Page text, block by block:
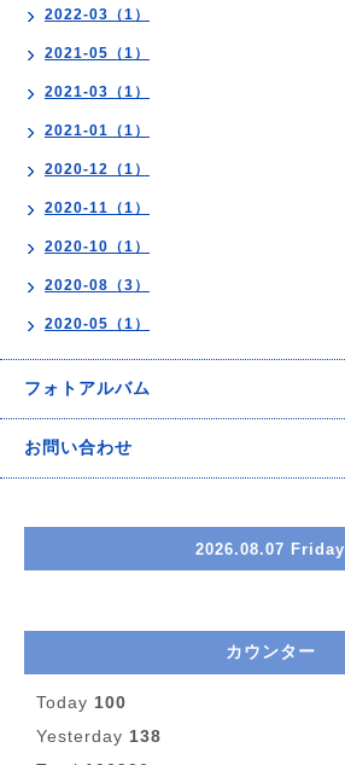
2022-03（1）
2021-05（1）
2021-03（1）
2021-01（1）
2020-12（1）
2020-11（1）
2020-10（1）
2020-08（3）
2020-05（1）
フォトアルバム
お問い合わせ
2026.08.07 Friday
カウンター
Today 100
Yesterday 138